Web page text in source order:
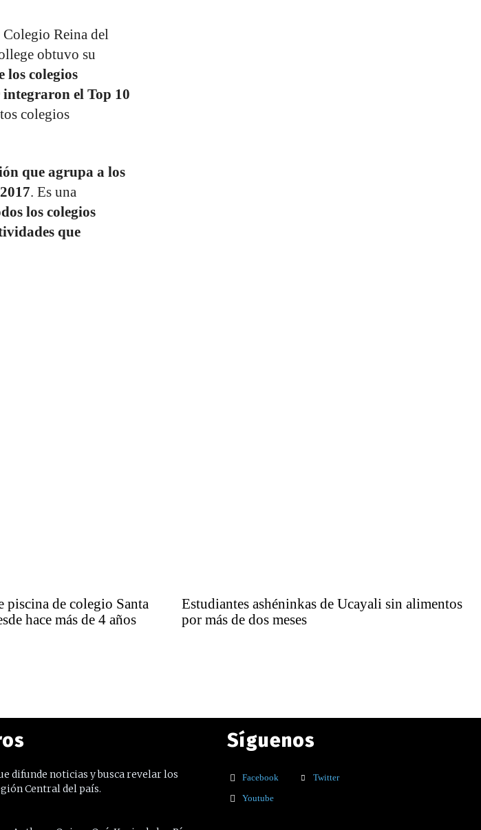
Reina del
obtuvo su
los colegios
el Top 10
colegios
que agrupa a los
. Es una
los colegios
que
piscina de colegio Santa
hace más de 4 años
Estudiantes ashéninkas de Ucayali sin alimentos
por más de dos meses
difunde noticias y busca revelar los
Central del país.
Síguenos
Facebook
Twitter
Youtube